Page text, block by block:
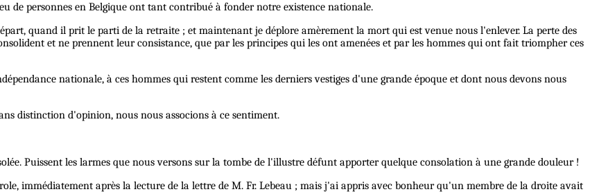
de personnes en Belgique ont tant contribué à fonder notre existence nationale.
quand il prit le parti de la retraite ; et maintenant je déplore amèrement la mort qui est venue nous l'enlever. La perte des
et ne prennent leur consistance, que par les principes qui les ont amenées et par les hommes qui ont fait triompher ces
nationale, à ces hommes qui restent comme les derniers vestiges d'une grande époque et dont nous devons nous
distinction d'opinion, nous nous associons à ce sentiment.
Puissent les larmes que nous versons sur la tombe de l'illustre défunt apporter quelque consolation à une grande douleur !
immédiatement après la lecture de la lettre de M. Fr. Lebeau ; mais j'ai appris avec bonheur qu'un membre de la droite avait